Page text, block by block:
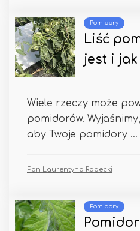
Pomidory
Liść
jest i
Wiele rzeczy może
pomidorów.
aby Twoje pomidory ...
Pan Laurentyna Radecki
Pomidory